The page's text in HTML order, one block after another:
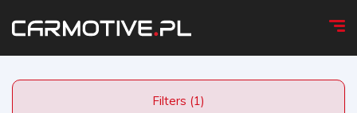
Filters (1)